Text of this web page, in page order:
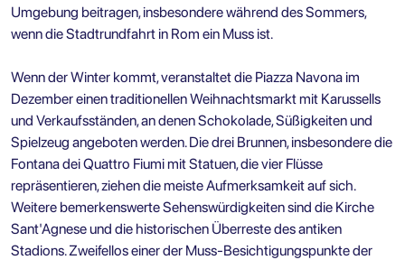
Umgebung beitragen, insbesondere während des Sommers,
wenn die Stadtrundfahrt in Rom ein Muss ist.
Wenn der Winter kommt, veranstaltet die Piazza Navona im
Dezember einen traditionellen Weihnachtsmarkt mit Karussells
und Verkaufsständen, an denen Schokolade, Süßigkeiten und
Spielzeug angeboten werden. Die drei Brunnen, insbesondere die
Fontana dei Quattro Fiumi mit Statuen, die vier Flüsse
repräsentieren, ziehen die meiste Aufmerksamkeit auf sich.
Weitere bemerkenswerte Sehenswürdigkeiten sind die Kirche
Sant'Agnese und die historischen Überreste des antiken
Stadions. Zweifellos einer der Muss-Besichtigungspunkte der